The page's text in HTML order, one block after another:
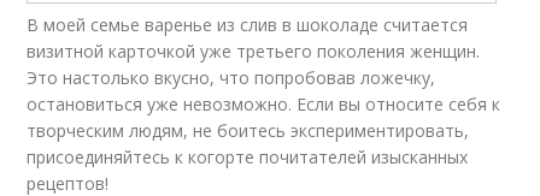
В моей семье варенье из слив в шоколаде считается
визитной карточкой уже третьего поколения женщин.
Это настолько вкусно, что попробовав ложечку,
остановиться уже невозможно. Если вы относите себя к
творческим людям, не боитесь экспериментировать,
присоединяйтесь к когорте почитателей изысканных
рецептов!